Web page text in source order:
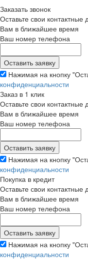
Заказать звонок
Оставьте свои
Вам в ближайшее время
Ваш номер телефона
Нажимая на кнопку
конфиденциальности
Заказ в 1 клик
Оставьте свои
Вам в ближайшее время
Ваш номер телефона
Нажимая на кнопку
конфиденциальности
Покупка в кредит
Оставьте свои
Вам в ближайшее время
Ваш номер телефона
Нажимая на кнопку
конфиденциальности